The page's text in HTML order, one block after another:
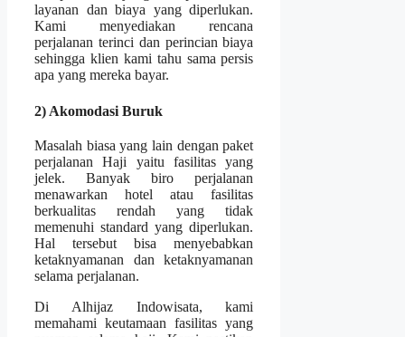
layanan dan biaya yang diperlukan.
Kami menyediakan rencana
perjalanan terinci dan perincian biaya
sehingga klien kami tahu sama persis
apa yang mereka bayar.
2) Akomodasi Buruk
Masalah biasa yang lain dengan paket
perjalanan Haji yaitu fasilitas yang
jelek. Banyak biro perjalanan
menawarkan hotel atau fasilitas
berkualitas rendah yang tidak
memenuhi standard yang diperlukan.
Hal tersebut bisa menyebabkan
ketaknyamanan dan ketaknyamanan
selama perjalanan.
Di Alhijaz Indowisata, kami
memahami keutamaan fasilitas yang